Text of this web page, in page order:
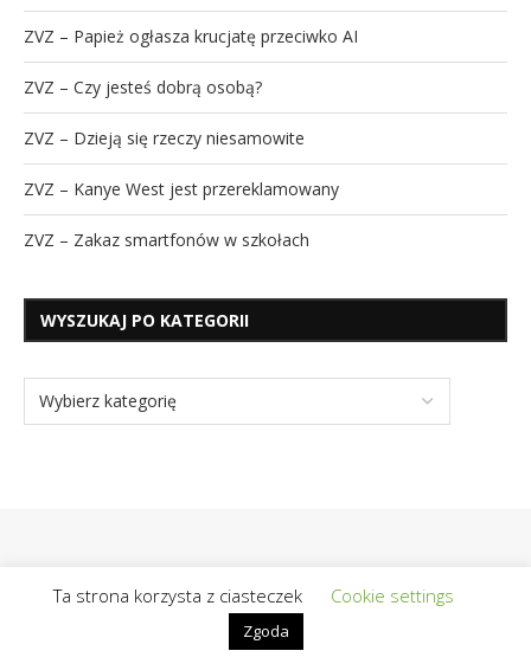
ZVZ – Papież ogłasza krucjatę przeciwko AI
ZVZ – Czy jesteś dobrą osobą?
ZVZ – Dzieją się rzeczy niesamowite
ZVZ – Kanye West jest przereklamowany
ZVZ – Zakaz smartfonów w szkołach
WYSZUKAJ PO KATEGORII
@2019 - Wszelkie prawa zastrzeżone | Realizacja / Hosting:
Ta strona korzysta z ciasteczek Cookie settings
Zgoda